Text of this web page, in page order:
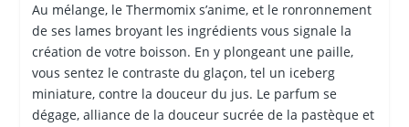
Au mélange, le Thermomix s’anime, et le ronronnement
de ses lames broyant les ingrédients vous signale la
création de votre boisson. En y plongeant une paille,
vous sentez le contraste du glaçon, tel un iceberg
miniature, contre la douceur du jus. Le parfum se
dégage, alliance de la douceur sucrée de la pastèque et